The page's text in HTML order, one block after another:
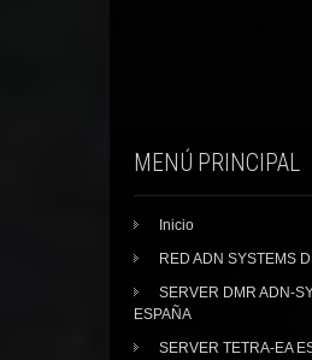
MENÚ PRINCIPAL
Inicio
RED ADN SYSTEMS
SERVER DMR ADN-
ESPAÑA
SERVER TETRA-EA